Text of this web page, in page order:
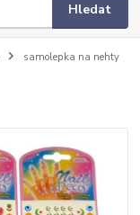
Hledat
samolepka na nehty